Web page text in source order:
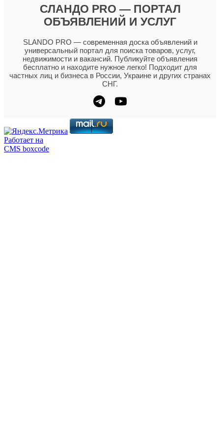
СЛАНДО PRO — ПОРТАЛ
ОБЪЯВЛЕНИЙ И УСЛУГ
SLANDO PRO — современная доска объявлений и
универсальный портал для поиска товаров, услуг,
недвижимости и вакансий. Публикуйте объявления
бесплатно и находите нужное легко! Подходит для
частных лиц и бизнеса в России, Украине и других странах
СНГ.
Работает на
CMS boxcode